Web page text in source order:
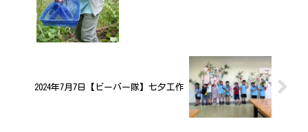
2024年7月7日【ビーバー隊】七夕工作